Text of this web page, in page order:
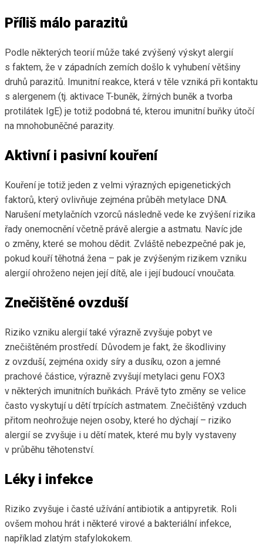
Příliš málo parazitů
Podle některých teorií může také zvýšený výskyt alergií
s faktem, že v západních zemích došlo k vyhubení většiny
druhů parazitů. Imunitní reakce, která v těle vzniká při kontaktu
s alergenem (tj. aktivace T-buněk, žírných buněk a tvorba
protilátek IgE) je totiž podobná té, kterou imunitní buňky útočí
na mnohobuněčné parazity.
Aktivní i pasivní kouření
Kouření je totiž jeden z velmi výrazných epigenetických
faktorů, který ovlivňuje zejména průběh metylace DNA.
Narušení metylačních vzorců následně vede ke zvýšení rizika
řady onemocnění včetně právě alergie a astmatu. Navíc jde
o změny, které se mohou dědit. Zvláště nebezpečné pak je,
pokud kouří těhotná žena – pak je zvýšeným rizikem vzniku
alergií ohroženo nejen její dítě, ale i její budoucí vnoučata.
Znečištěné ovzduší
Riziko vzniku alergií také výrazně zvyšuje pobyt ve
znečištěném prostředí. Důvodem je fakt, že škodliviny
z ovzduší, zejména oxidy síry a dusíku, ozon a jemné
prachové částice, výrazně zvyšují metylaci genu FOX3
v některých imunitních buňkách. Právě tyto změny se velice
často vyskytují u dětí trpících astmatem. Znečištěný vzduch
přitom neohrožuje nejen osoby, které ho dýchají – riziko
alergií se zvyšuje i u dětí matek, které mu byly vystaveny
v průběhu těhotenství.
Léky i infekce
Riziko zvyšuje i časté užívání antibiotik a antipyretik. Roli
ovšem mohou hrát i některé virové a bakteriální infekce,
například zlatým stafylokokem.